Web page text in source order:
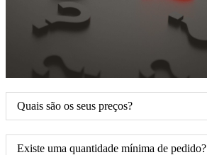
Quais são os seus preços?
Existe uma quantidade mínima de pedido?